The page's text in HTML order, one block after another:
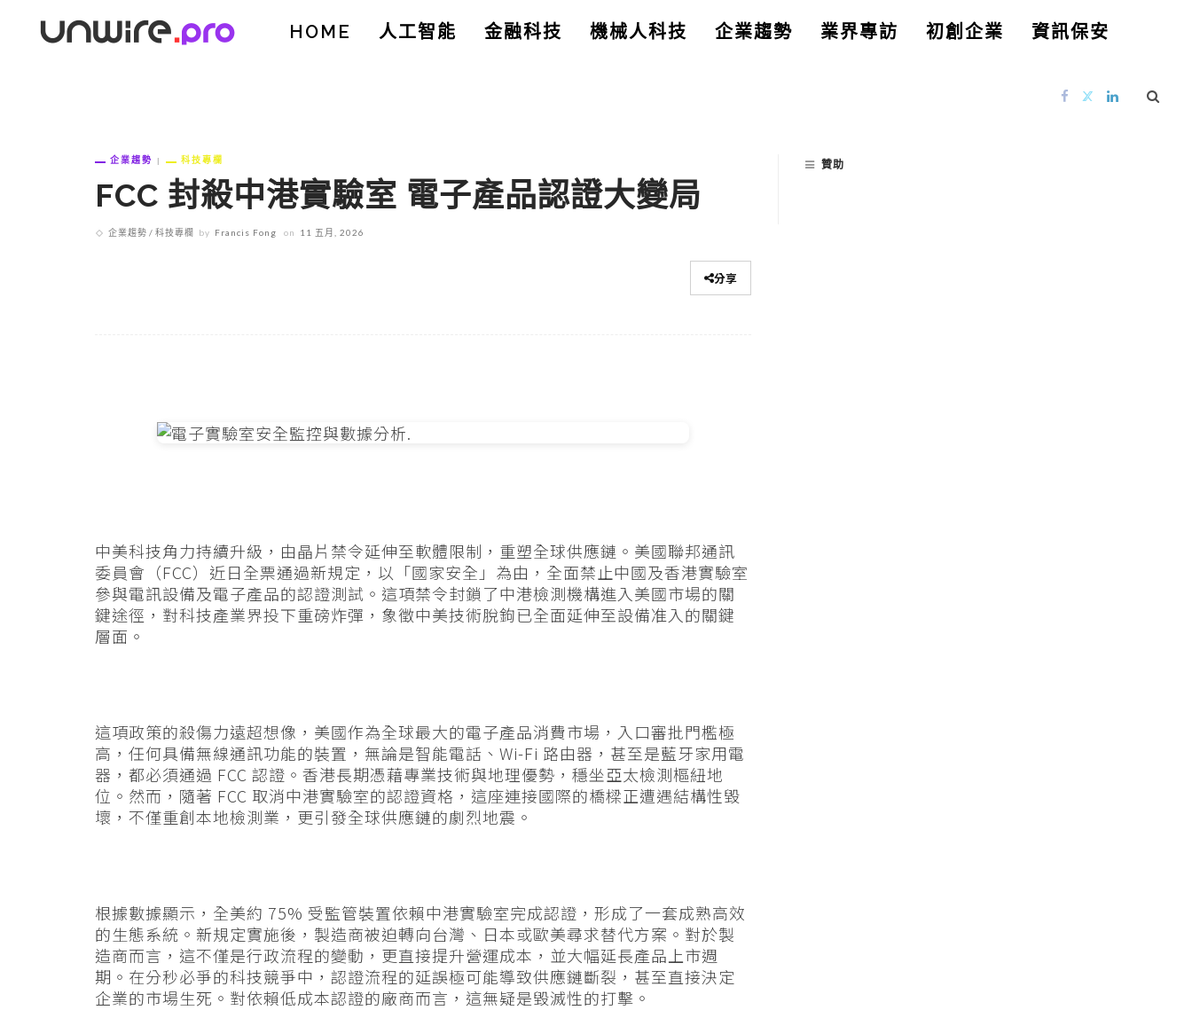
HOME 人工智能 金融科技 機械人科技 企業趨勢 業界專訪 初創企業 資訊保安
企業趨勢 科技專欄
FCC 封殺中港實驗室 電子產品認證大變局
企業趨勢 科技專欄 by Francis Fong on 11 五月, 2026
分享
中美科技角力持續升級，由晶片禁令延伸至軟體限制，重塑全球供應鏈。美國聯邦通訊
委員會（FCC）近日全票通過新規定，以「國家安全」為由，全面禁止中國及香港實驗室
參與電訊設備及電子產品的認證測試。這項禁令封鎖了中港檢測機構進入美國市場的關
鍵途徑，對科技產業界投下重磅炸彈，象徵中美技術脫鉤已全面延伸至設備准入的關鍵
層面。
這項政策的殺傷力遠超想像，美國作為全球最大的電子產品消費市場，入口審批門檻極
高，任何具備無線通訊功能的裝置，無論是智能電話、Wi-Fi 路由器，甚至是藍牙家用電
器，都必須通過 FCC 認證。香港長期憑藉專業技術與地理優勢，穩坐亞太檢測樞紐地
位。然而，隨著 FCC 取消中港實驗室的認證資格，這座連接國際的橋樑正遭遇結構性毀
壞，不僅重創本地檢測業，更引發全球供應鏈的劇烈地震。
根據數據顯示，全美約 75% 受監管裝置依賴中港實驗室完成認證，形成了一套成熟高效
的生態系統。新規定實施後，製造商被迫轉向台灣、日本或歐美尋求替代方案。對於製
造商而言，這不僅是行政流程的變動，更直接提升營運成本，並大幅延長產品上市週
期。在分秒必爭的科技競爭中，認證流程的延誤極可能導致供應鏈斷裂，甚至直接決定
企業的市場生死。對依賴低成本認證的廠商而言，這無疑是毀滅性的打擊。
贊助